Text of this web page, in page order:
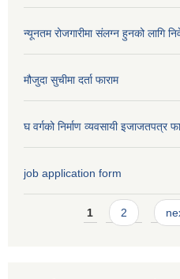
न्यूनतम रोजगारीमा संलग्न हुनको लागि
मौजुदा सुचीमा दर्ता फाराम
घ वर्गको निर्माण व्यवसायी इजाजतपत्र
job application form
Pages1 2